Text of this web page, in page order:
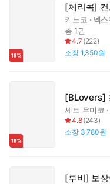
[체리콕]
키노코 넥스
총 1권
4.7 (222)
소장 1,350원
[BLovers]
세토 우미코
4.8(243)
소장 3,780원
[루비] 보